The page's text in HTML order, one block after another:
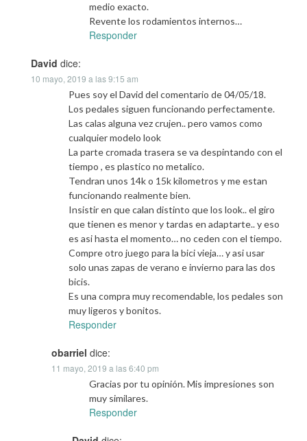
medio exacto.
Revente los rodamientos internos…
Responder
David dice:
10 mayo, 2019 a las 9:15 am
Pues soy el David del comentario de 04/05/18.
Los pedales siguen funcionando perfectamente.
Las calas alguna vez crujen.. pero vamos como
cualquier modelo look
La parte cromada trasera se va despintando con el
tiempo , es plastico no metalico.
Tendran unos 14k o 15k kilometros y me estan
funcionando realmente bien.
Insistir en que calan distinto que los look.. el giro
que tienen es menor y tardas en adaptarte.. y eso
es asi hasta el momento… no ceden con el tiempo.
Compre otro juego para la bici vieja… y asi usar
solo unas zapas de verano e invierno para las dos
bicis.
Es una compra muy recomendable, los pedales son
muy ligeros y bonitos.
Responder
obarriel dice:
11 mayo, 2019 a las 6:40 pm
Gracias por tu opinión. Mis impresiones son
muy similares.
Responder